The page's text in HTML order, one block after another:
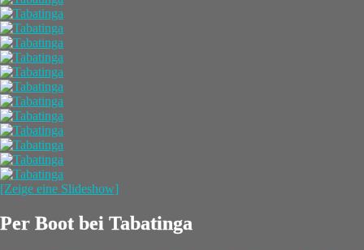
[Zeige eine Slideshow]
Per Boot bei Tabatinga